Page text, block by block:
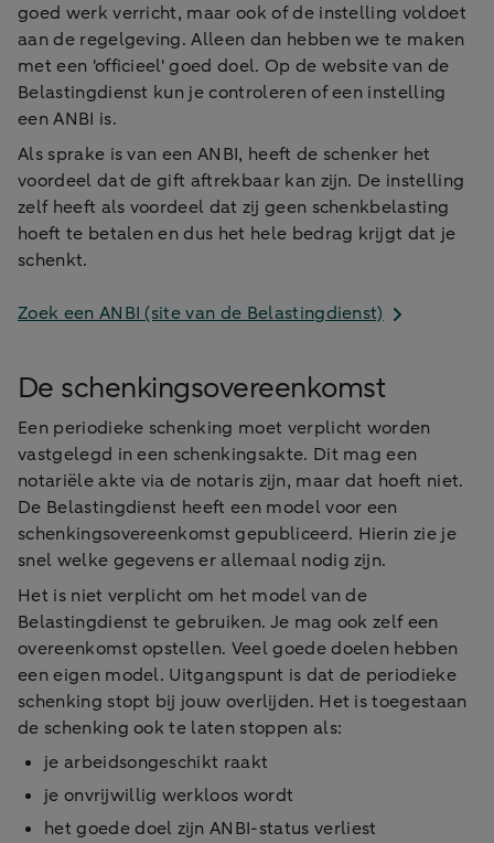
goed werk verricht, maar ook of de instelling voldoet
aan de regelgeving. Alleen dan hebben we te maken
met een 'officieel' goed doel. Op de website van de
Belastingdienst kun je controleren of een instelling
een ANBI is.
Als sprake is van een ANBI, heeft de schenker het
voordeel dat de gift aftrekbaar kan zijn. De instelling
zelf heeft als voordeel dat zij geen schenkbelasting
hoeft te betalen en dus het hele bedrag krijgt dat je
schenkt.
Zoek een ANBI (site van de Belastingdienst)
De schenkingsovereenkomst
Een periodieke schenking moet verplicht worden
vastgelegd in een schenkingsakte. Dit mag een
notariële akte via de notaris zijn, maar dat hoeft niet.
De Belastingdienst heeft een model voor een
schenkingsovereenkomst gepubliceerd. Hierin zie je
snel welke gegevens er allemaal nodig zijn.
Het is niet verplicht om het model van de
Belastingdienst te gebruiken. Je mag ook zelf een
overeenkomst opstellen. Veel goede doelen hebben
een eigen model. Uitgangspunt is dat de periodieke
schenking stopt bij jouw overlijden. Het is toegestaan
de schenking ook te laten stoppen als:
je arbeidsongeschikt raakt
je onvrijwillig werkloos wordt
het goede doel zijn ANBI-status verliest